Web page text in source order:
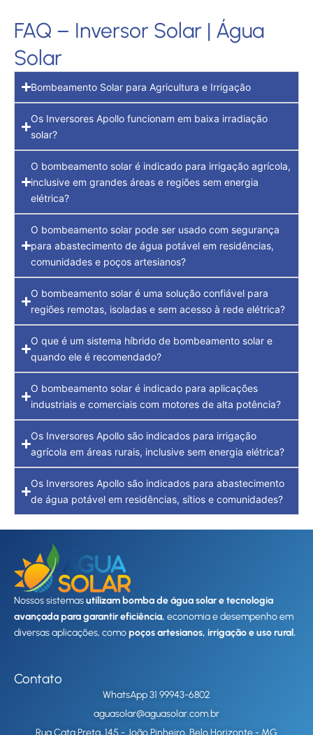
FAQ – Inversor Solar | Água
Solar
Bombeamento Solar para Agricultura e Irrigação
Os Inversores Apollo funcionam em baixa irradiação
solar?
O bombeamento solar é indicado para irrigação agrícola,
inclusive em grandes áreas e regiões sem energia
elétrica?
O bombeamento solar pode ser usado com segurança
para abastecimento de água potável em residências,
comunidades e poços artesianos?
O bombeamento solar é uma solução confiável para
regiões remotas, isoladas e sem acesso à rede elétrica?
O que é um sistema híbrido de bombeamento solar e
quando ele é recomendado?
O bombeamento solar é indicado para aplicações
industriais e comerciais com motores de alta potência?
Os Inversores Apollo são indicados para irrigação
agrícola em áreas rurais, inclusive sem energia elétrica?
Os Inversores Apollo são indicados para abastecimento
de água potável em residências, sítios e comunidades?
Nossos sistemasutilizam bomba de água solar e tecnologia
avançada para garantir eficiência, economia e desempenho em
diversas aplicações, comopoços artesianos, irrigação e uso rural.
Contato
WhatsApp 31 99943-6802
aguasolar@aguasolar.com.br
Rua Cata Preta, 145 - João Pinheiro, Belo Horizonte - MG